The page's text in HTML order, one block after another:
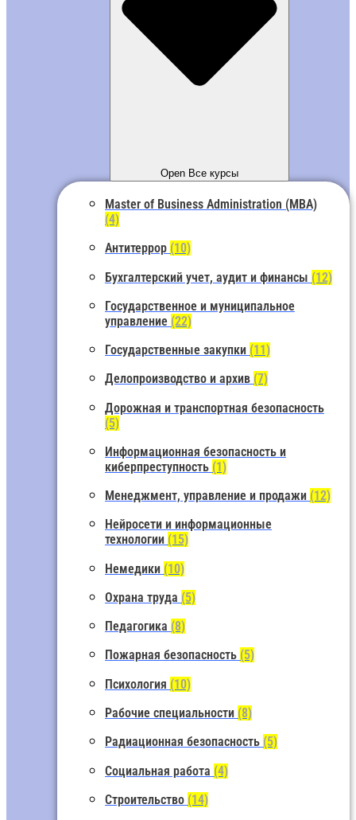
Open Все курсы
Master of Business Administration (MBA)
(4)
Антитеррор (10)
Бухгалтерский учет, аудит и финансы (12)
Государственное и муниципальное
управление (22)
Государственные закупки (11)
Делопроизводство и архив (7)
Дорожная и транспортная безопасность
(5)
Информационная безопасность и
киберпреступность (1)
Менеджмент, управление и продажи (12)
Нейросети и информационные
технологии (15)
Немедики (10)
Охрана труда (5)
Педагогика (8)
Пожарная безопасность (5)
Психология (10)
Рабочие специальности (8)
Радиационная безопасность (5)
Социальная работа (4)
Строительство (14)